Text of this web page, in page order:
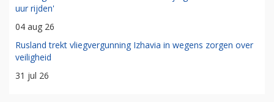
uur rijden'
04 aug 26
Rusland trekt vliegvergunning Izhavia in wegens zorgen over
veiligheid
31 jul 26